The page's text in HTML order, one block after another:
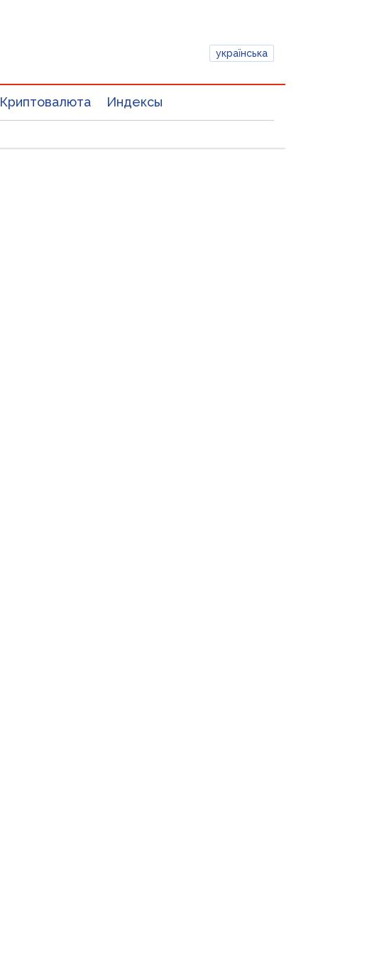
українська
Криптовалюта Индексы